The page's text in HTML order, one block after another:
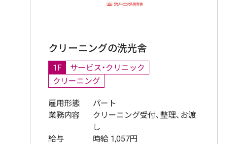
クリーニングの洗光舎
1F
サービス・クリニック
クリーニング
雇用形態
パート
業務内容
クリーニング受付、整理、お渡
し
給与
時給 1,057円